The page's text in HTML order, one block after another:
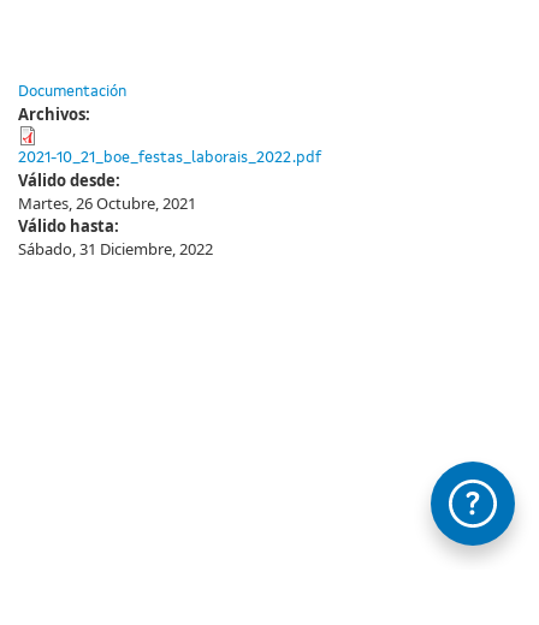
Documentación
Archivos:
2021-10_21_boe_festas_laborais_2022.pdf
Válido desde:
Martes, 26 Octubre, 2021
Válido hasta:
Sábado, 31 Diciembre, 2022